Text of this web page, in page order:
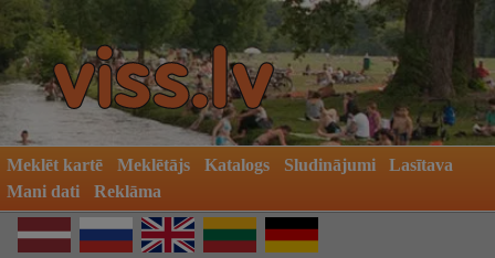
Meklēt kartē Meklētājs Katalogs Sludinājumi
Lasītava
Mani dati
Reklāma